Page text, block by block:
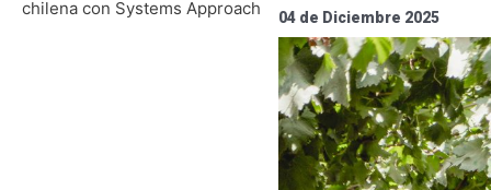
chilena con Systems Approach 04 de Diciembre 2025